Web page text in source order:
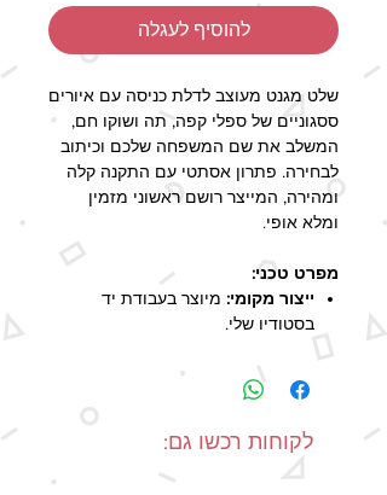
להוסיף לעגלה
שלט מגנט מעוצב לדלת כניסה עם איורים
ססגוניים של ספלי קפה, תה ושוקו חם,
המשלב את שם המשפחה שלכם וכיתוב
לבחירה. פתרון אסתטי עם התקנה קלה
ומהירה, המייצר רושם ראשוני מזמין
ומלא אופי.
מפרט טכני:
ייצור מקומי: מיוצר בעבודת יד
בסטודיו שלי.
הצבעים.
זמן הפקה:
2-5 ימי עסקים (זמןלקוחות רכשו גם: